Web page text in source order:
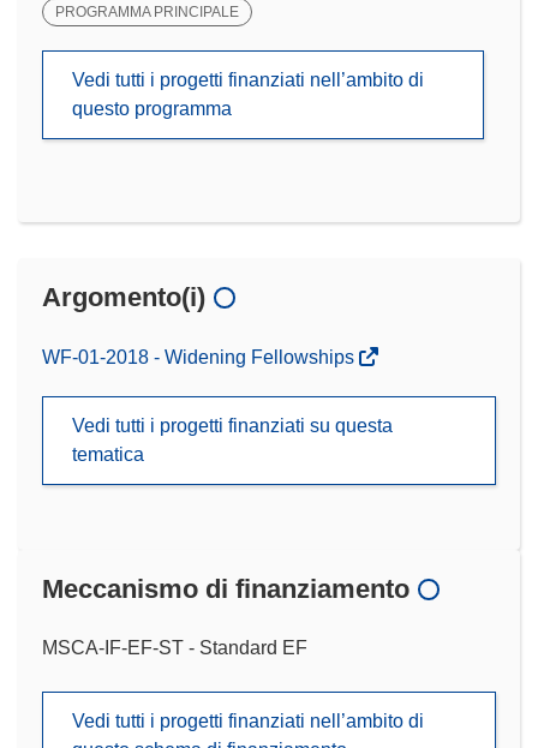
PROGRAMMA PRINCIPALE
Vedi tutti i progetti finanziati nell’ambito di
questo programma
Argomento(i)
WF-01-2018 - Widening Fellowships
Vedi tutti i progetti finanziati su questa
tematica
Meccanismo di finanziamento
MSCA-IF-EF-ST - Standard EF
Vedi tutti i progetti finanziati nell’ambito di